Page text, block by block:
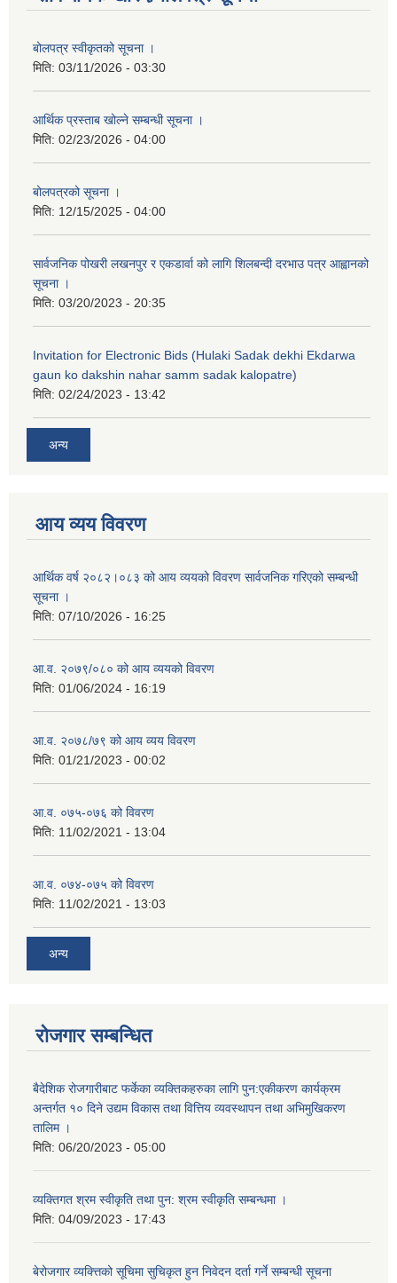
बोलपत्र स्वीकृतको सूचना ।
मिति: 03/11/2026 - 03:30
आर्थिक प्रस्ताब खोल्ने सम्बन्धी सूचना ।
मिति: 02/23/2026 - 04:00
बोलपत्रको सूचना ।
मिति: 12/15/2025 - 04:00
सार्वजनिक पोखरी लखनपुर र एकडार्वा को लागि शिलबन्दी दरभाउ पत्र आह्वानको
सूचना ।
मिति: 03/20/2023 - 20:35
Invitation for Electronic Bids (Hulaki Sadak dekhi Ekdarwa
gaun ko dakshin nahar samm sadak kalopatre)
मिति: 02/24/2023 - 13:42
अन्य
आय व्यय विवरण
आर्थिक वर्ष २०८२।०८३ को आय व्ययको विवरण सार्वजनिक गरिएको सम्बन्धी
सूचना ।
मिति: 07/10/2026 - 16:25
आ.व. २०७९/०८० को आय व्ययको विवरण
मिति: 01/06/2024 - 16:19
आ.व. २०७८/७९ को आय व्यय विवरण
मिति: 01/21/2023 - 00:02
आ.व. ०७५-०७६ को विवरण
मिति: 11/02/2021 - 13:04
आ.व. ०७४-०७५ को विवरण
मिति: 11/02/2021 - 13:03
अन्य
रोजगार सम्बन्धित
बैदेशिक रोजगारीबाट फर्केका व्यक्तिकहरुका लागि पुन:एकीकरण कार्यक्रम
अन्तर्गत १० दिने उद्यम विकास तथा वित्तिय व्यवस्थापन तथा अभिमुखिकरण
तालिम ।
मिति: 06/20/2023 - 05:00
व्यक्तिगत श्रम स्वीकृति तथा पुन: श्रम स्वीकृति सम्बन्धमा ।
मिति: 04/09/2023 - 17:43
बेरोजगार व्यक्त्तिको सूचिमा सुचिकृत हुन निवेदन दर्ता गर्ने सम्बन्धी सूचना